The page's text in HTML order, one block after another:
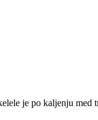
je po kaljenju